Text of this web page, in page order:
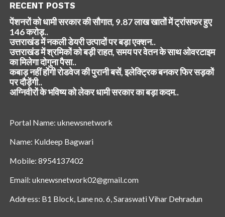
RECENT POSTS
पेंशनरों को धामी सरकार की सौगात, 9.87 लाख खातों में ट्रांसफर हुए
146 करोड़..
उत्तराखंड में नकली डेयरी उत्पादों पर बड़ा एक्शन..
उत्तराखंड में श्रमिकों को बड़ी राहत, समय पर वेतन के साथ ओवरटाइम
का मिलेगा दोगुना पैसा..
कबाड़ नहीं होंगी रोडवेज की पुरानी बसें, इलेक्ट्रिक बनकर फिर सड़कों
पर दौड़ेंगी..
अग्निवीरों के भविष्य को लेकर धामी सरकार का बड़ा कदम..
Portal Name: uknewsnetwork
Name: Kuldeep Bagwari
Mobile: 8954137402
Email: uknewsnetwork02@gmail.com
Address: B1 Block, Lane no. 6, Saraswati Vihar Dehradun